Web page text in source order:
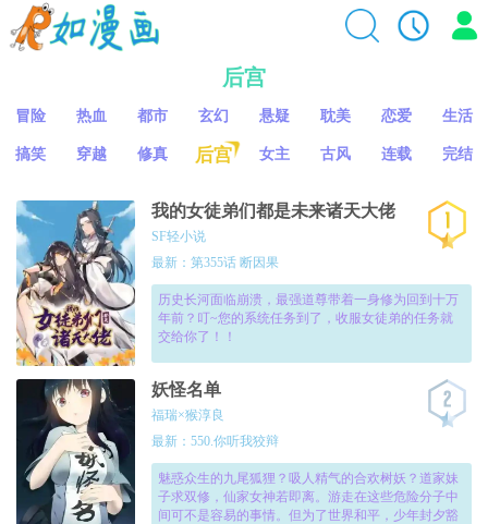
后宫
冒险 热血 都市 玄幻 悬疑 耽美 恋爱 生活
搞笑 穿越 修真 后宫 女主 古风 连载 完结
我的女徒弟们都是未来诸天大佬
SF轻小说
最新：第355话 断因果
历史长河面临崩溃，最强道尊带着一身修为回到十万
年前？叮~您的系统任务到了，收服女徒弟的任务就
交给你了！！
妖怪名单
福瑞×猴淳良
最新：550.你听我狡辩
魅惑众生的九尾狐狸？吸人精气的合欢树妖？道家妹
子求双修，仙家女神若即离。游走在这些危险分子中
间可不是容易的事情。但为了世界和平，少年封夕豁